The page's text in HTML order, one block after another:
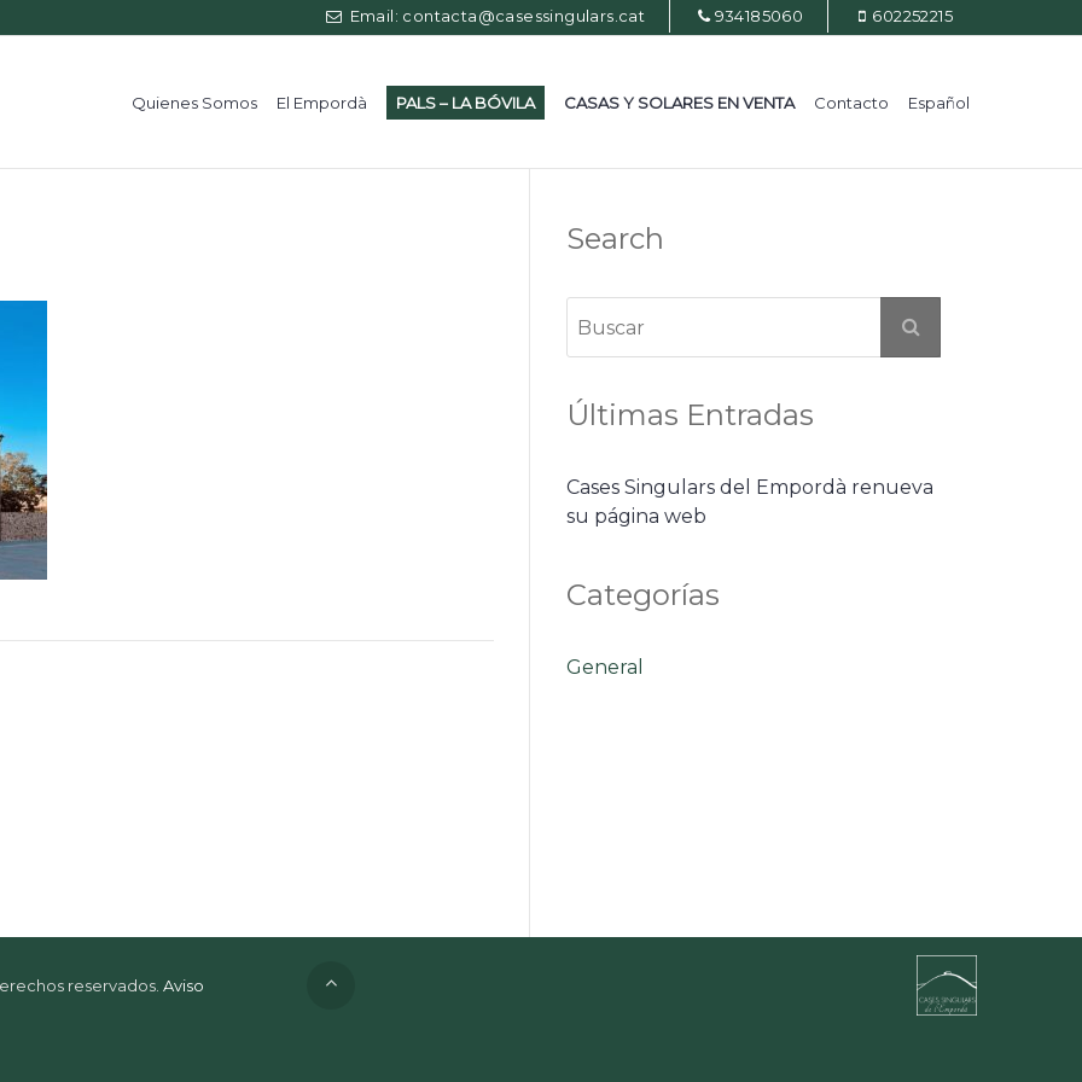
Email: contacta@casessingulars.cat 934185060 602252215
Quienes Somos El Empordà PALS – LA BÓVILA CASAS Y SOLARES EN VENTA Contacto Español
Search
Últimas Entradas
Cases Singulars del Empordà renueva
su página web
Categorías
General
reservados. Aviso